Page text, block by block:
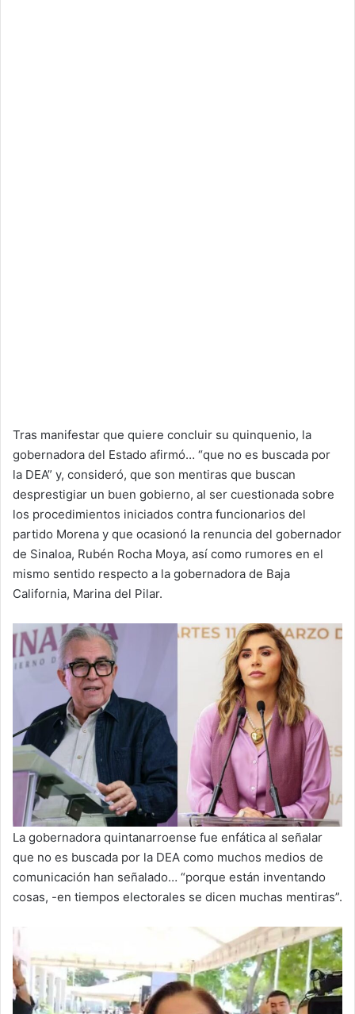
Tras manifestar que quiere concluir su quinquenio, la
gobernadora del Estado afirmó… “que no es buscada por
la DEA” y, consideró, que son mentiras que buscan
desprestigiar un buen gobierno, al ser cuestionada sobre
los procedimientos iniciados contra funcionarios del
partido Morena y que ocasionó la renuncia del gobernador
de Sinaloa, Rubén Rocha Moya, así como rumores en el
mismo sentido respecto a la gobernadora de Baja
California, Marina del Pilar.
La gobernadora quintanarroense fue enfática al señalar
que no es buscada por la DEA como muchos medios de
comunicación han señalado… “porque están inventando
cosas, -en tiempos electorales se dicen muchas mentiras”.